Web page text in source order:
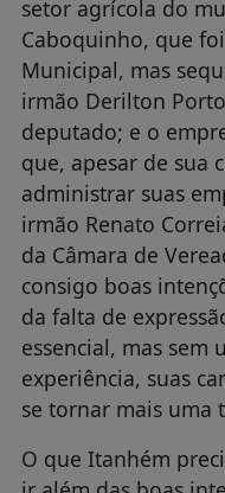
setor agrícola do
Caboquinho, que
Municipal, mas
irmão Derilton
deputado; e o
que, apesar de sua
administrar suas
irmão Renato
da Câmara de
consigo boas
da falta de
essencial, mas sem
experiência, suas
se tornar mais uma
O que Itanhém